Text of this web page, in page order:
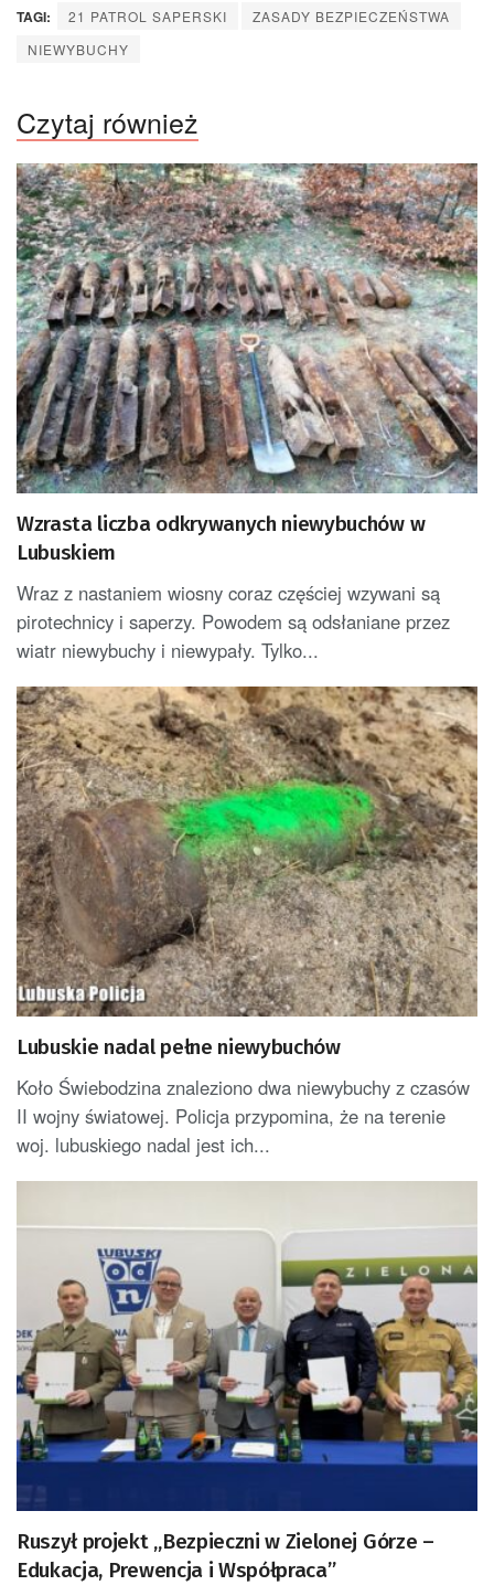
TAGI: 21 PATROL SAPERSKI
ZASADY BEZPIECZEŃSTWA
NIEWYBUCHY
Czytaj również
Wzrasta liczba odkrywanych niewybuchów w
Lubuskiem
Wraz z nastaniem wiosny coraz częściej wzywani są
pirotechnicy i saperzy. Powodem są odsłaniane przez
wiatr niewybuchy i niewypały. Tylko...
Lubuskie nadal pełne niewybuchów
Koło Świebodzina znaleziono dwa niewybuchy z czasów
II wojny światowej. Policja przypomina, że na terenie
woj. lubuskiego nadal jest ich...
Ruszył projekt „Bezpieczni w Zielonej Górze –
Edukacja, Prewencja i Współpraca”